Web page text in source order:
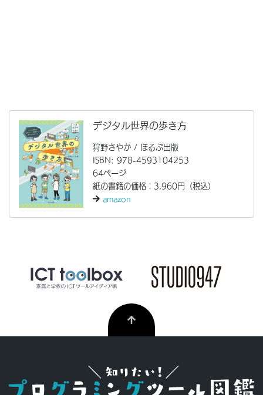
デジタル世界の歩き方
狩野さやか / ほるぷ出版
ISBN: 978-4593104253
64ページ
紙の書籍の価格：3,960円（税込）
amazon